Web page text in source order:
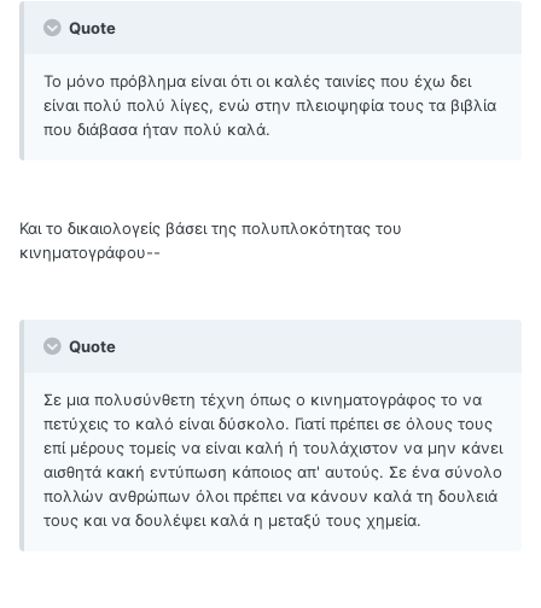
Quote
Το μόνο πρόβλημα είναι ότι οι καλές ταινίες που έχω δει
είναι πολύ πολύ λίγες, ενώ στην πλειοψηφία τους τα βιβλία
που διάβασα ήταν πολύ καλά.
Και το δικαιολογείς βάσει της πολυπλοκότητας του
κινηματογράφου--
Quote
Σε μια πολυσύνθετη τέχνη όπως ο κινηματογράφος το να
πετύχεις το καλό είναι δύσκολο. Γιατί πρέπει σε όλους τους
επί μέρους τομείς να είναι καλή ή τουλάχιστον να μην κάνει
αισθητά κακή εντύπωση κάποιος απ' αυτούς. Σε ένα σύνολο
πολλών ανθρώπων όλοι πρέπει να κάνουν καλά τη δουλειά
τους και να δουλέψει καλά η μεταξύ τους χημεία.